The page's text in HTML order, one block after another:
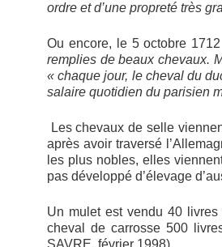
ordre et d’une propreté très
Ou encore, le 5 octobre
remplies de beaux chevaux.
« chaque jour, le cheval du
salaire quotidien du parisien
Les chevaux de selle
après avoir traversé
les plus nobles, elles
pas développé d’élevage
Un mulet est vendu 40
cheval de carrosse 500
SAVRE, février 1998)